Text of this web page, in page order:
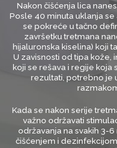
Nakon čišćenja lica
Posle 40 minuta uklanja
se pokreće u tačno
završetku tretmana
hijaluronska kiselina) koji
U zavisnosti od tipa
koji se rešava i regije koja
rezultati, potrebno je
Kada se nakon serije
važno održavati
održavanja na svakih 3-
čišćenjem i